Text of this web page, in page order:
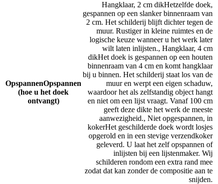
OpspannenOpspannen
(hoe u het doek
ontvangt)
Hangklaar, 2 cm dikHetzelfde doek,
gespannen op een slanker binnenraam van
2 cm. Het schilderij blijft dichter tegen de
muur. Rustiger in kleine ruimtes en de
logische keuze wanneer u het werk later
wilt laten inlijsten., Hangklaar, 4 cm
dikHet doek is gespannen op een houten
binnenraam van 4 cm en komt hangklaar
bij u binnen. Het schilderij staat los van de
muur en werpt een eigen schaduw,
waardoor het als zelfstandig object hangt
en niet om een lijst vraagt. Vanaf 100 cm
geeft deze dikte het werk de meeste
aanwezigheid., Niet opgespannen, in
kokerHet geschilderde doek wordt losjes
opgerold en in een stevige verzendkoker
geleverd. U laat het zelf opspannen of
inlijsten bij een lijstenmaker. Wij
schilderen rondom een extra rand mee
zodat dat kan zonder de compositie aan te
snijden.